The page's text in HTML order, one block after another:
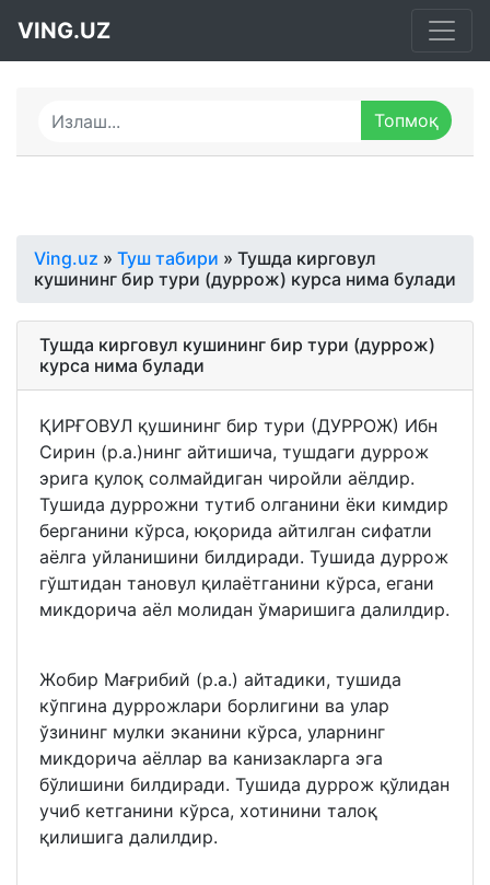
VING.UZ
Ving.uz » Туш табири » Тушда кирговул
кушининг бир тури (дуррож) курса нима булади
Тушда кирговул кушининг бир тури (дуррож)
курса нима булади
ҚИРҒОВУЛ қушининг бир тури (ДУРРОЖ) Ибн
Сирин (р.а.)нинг айтишича, тушдаги дуррож
эрига қулоқ солмайдиган чиройли аёлдир.
Тушида дуррожни тутиб олганини ёки кимдир
берганини кўрса, юқорида айтилган сифатли
аёлга уйланишини билдиради. Тушида дуррож
гўштидан тановул қилаётганини кўрса, егани
микдорича аёл молидан ўмаришига далилдир.
Жобир Мағрибий (р.а.) айтадики, тушида
кўпгина дуррожлари борлигини ва улар
ўзининг мулки эканини кўрса, уларнинг
микдорича аёллар ва канизакларга эга
бўлишини билдиради. Тушида дуррож қўлидан
учиб кетганини кўрса, хотинини талоқ
қилишига далилдир.